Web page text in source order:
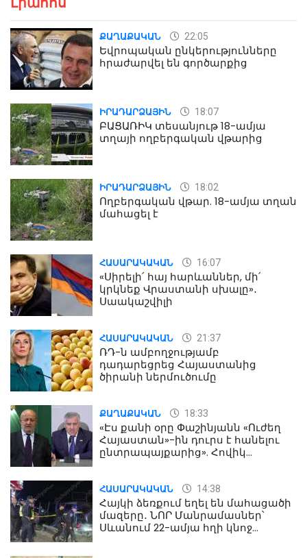
ՔԱՂԱՔԱԿԱՆ 22:05
Եվրոպական ընկերությունները
հրաժարվել են գործարքից
ԻՐԱԴԱՐՁԱՅԻՆ 18:07
ԲԱՑԱՌԻԿ տեսանյութ 18-ամյա
տղայի ողբերգական վթարից
ԻՐԱԴԱՐՁԱՅԻՆ 18:02
Ողբերգական վթար. 18-ամյա տղան
մահացել է
ՀԱՍԱՐԱԿԱԿԱՆ 16:07
«Սիրելի՛ հայ հարևաններ, մի՛
կրկնեք Վրաստանի սխալը»․
Սաակաշվիլի
ՀԱՍԱՐԱԿԱԿԱՆ 21:37
ՌԴ-ն ամբողջությամբ
դադարեցրեց Հայաստանից
ծիրանի ներմուծումը
ՔԱՂԱՔԱԿԱՆ 18:33
«Էս քանի օրը Փաշինյանն «Ուժեղ
Հայաստան»-ին դուրս է հանելու
ընտրապայքարից». Հովիկ
ՀԱՍԱՐԱԿԱԿԱՆ 14:38
Հայկի ձեռքում եղել են մահացածի
մազերը․ ՆՈՐ Մանրամասներ՝
Սևանում 22-ամյա հղի կնոջ